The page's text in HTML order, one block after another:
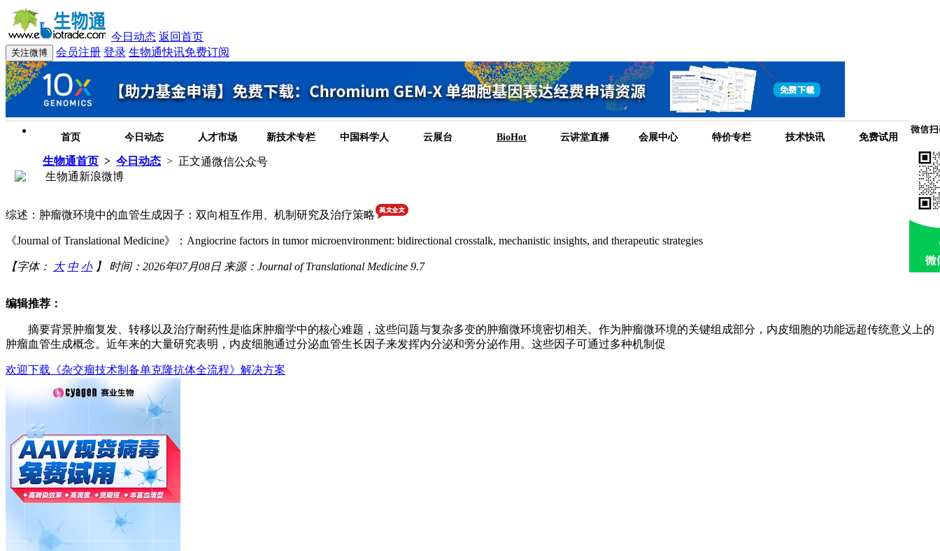
今日动态 返回首页
会员注册 登录 生物通快讯免费订阅
首页 今日动态 人才市场 新技术专栏 中国科学人 云展台 BioHot 云讲堂直播 会展中心 特价专栏 技术快讯 免费试用
生物通首页 >今日动态 > 正文
综述：肿瘤微环境中的血管生成因子：双向相互作用、机制研究及治疗策略
《Journal of Translational Medicine》：Angiocrine factors in tumor microenvironment: bidirectional crosstalk, mechanistic insights, and therapeutic strategies
【字体： 大 中 小】 时间：2026年07月08日 来源：Journal of Translational Medicine 9.7
编辑推荐：
摘要背景肿瘤复发、转移以及治疗耐药性是临床肿瘤学中的核心难题，这些问题与复杂多变的肿瘤微环境密切相关。作为肿瘤微环境的关键组成部分，内皮细胞的功能远超传统意义上的
肿瘤血管生成概念。近年来的大量研究表明，内皮细胞通过分泌血管生长因子来发挥内分泌和旁分泌作用。这些因子可通过多种机制促
欢迎下载《杂交瘤技术制备单克隆抗体全流程》解决方案
生
通微信公众号
生物通新浪微博